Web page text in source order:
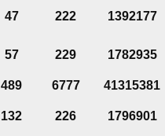
47 222 1392177
57 229 1782935
489 6777
41315381
132 226 1796901